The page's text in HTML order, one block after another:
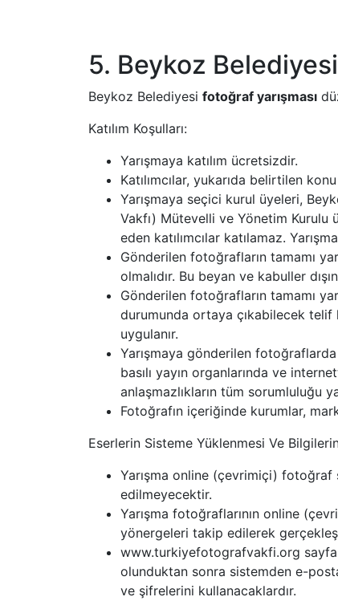
5. Beykoz
Beykoz Belediyesi fotoğraf yarışması
Katılım Koşulları:
Yarışmaya katılım ücretsizdir.
Katılımcılar, yukarıda belirtilen
Yarışmaya seçici kurul üyeleri,
Vakfı) Mütevelli ve Yönetim Kurulu
eden katılımcılar katılamaz.
Gönderilen fotoğrafların tamamı
olmalıdır. Bu beyan ve kabuller
Gönderilen fotoğrafların tamamı
durumunda ortaya çıkabilecek telif
uygulanır.
Yarışmaya gönderilen
basılı yayın organlarında ve
anlaşmazlıkların tüm sorumluluğu
Fotoğrafın içeriğinde kurumlar,
Eserlerin Sisteme Yüklenmesi Ve
Yarışma online (çevrimiçi)
edilmeyecektir.
Yarışma fotoğraflarının online
yönergeleri takip edilerek
www.turkiyefotografvakfi.org
olunduktan sonra sistemden e-
ve şifrelerini kullanacaklardır.